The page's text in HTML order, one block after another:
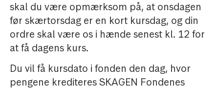
skal du være opmærksom på, at onsdagen
før skærtorsdag er en kort kursdag, og din
ordre skal være os i hænde senest kl. 12 for
at få dagens kurs.
Du vil få kursdato i fonden den dag, hvor
pengene krediteres SKAGEN Fondenes